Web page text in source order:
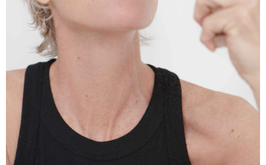
權轉讓予恩沛科技股份有限公司。
２．關於個人資料處理事宜，請瀏覽以下網址：
https://aftee.tw/terms/#terms3
３．未成年的使用者請事先徵得法定代理人或監護人之同意方可使用
「AFTEE先享後付」，若未經同意申辦者引起之損失，本公司不負相關責
４．使用「AFTEE先享後付」時，將依據個別帳號之用戶狀況，依本公司即
時審查核予不同之上限額度；若仍有額度不足之情形，本公司將視審查結果
請求用戶進行身份認證。
５．嚴禁一人註冊多個帳號或使用他人資訊註冊。若發現惡意使用之情形，
恩沛科技股份有限公司將有權停止該用戶之使用額度並採取法律行動。
萊爾富取貨付款【優惠】
每筆NT$65，滿NT$999(含以上)免運費
999元付款後取貨(萊爾富)
每筆NT$65，滿NT$999(含以上)免運費
付款後萊爾富取貨【優惠】
每筆NT$65，滿NT$999(含以上)免運費
999元超商取貨付款(7-11)
每筆NT$65，滿NT$999(含以上)免運費
7-11取貨付款【優惠】